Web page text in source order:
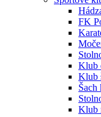
FK
Klub
Klub
Klub